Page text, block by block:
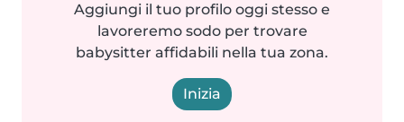
Aggiungi il tuo profilo oggi stesso e
lavoreremo sodo per trovare
babysitter affidabili nella tua zona.
Inizia